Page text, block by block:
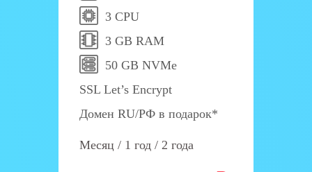
3 CPU
3 GB RAM
50 GB NVMe
SSL Let’s Encrypt
Домен RU/РФ в подарок*
Месяц / 1 год / 2 года